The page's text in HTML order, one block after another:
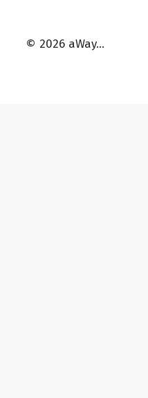
© 2026 aWay…